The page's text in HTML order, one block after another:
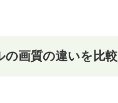
の画質の違いを比較